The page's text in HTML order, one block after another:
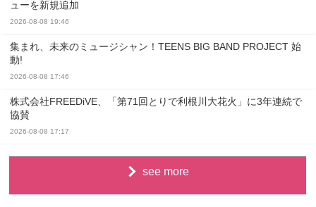
ューを新規追加
2026-08-08 19:46
集まれ、未来のミュージシャン！TEENS BIG BAND PROJECT 始
動!
2026-08-08 17:46
株式会社FREEDiVE、「第71回とりで利根川大花火」に3年連続で
協賛
2026-08-08 17:17
see more